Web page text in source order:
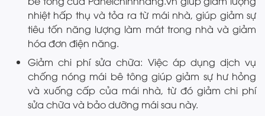
nhiệt hấp thụ và tỏa ra từ mái nhà, giúp giảm sự
tiêu tốn năng lượng làm mát trong nhà và giảm
hóa đơn điện năng.
Giảm chi phí sửa chữa: Việc áp dụng dịch vụ
chống nóng mái bê tông giúp giảm sự hư hỏng
và xuống cấp của mái nhà, từ đó giảm chi phí
sửa chữa và bảo dưỡng mái sau này.